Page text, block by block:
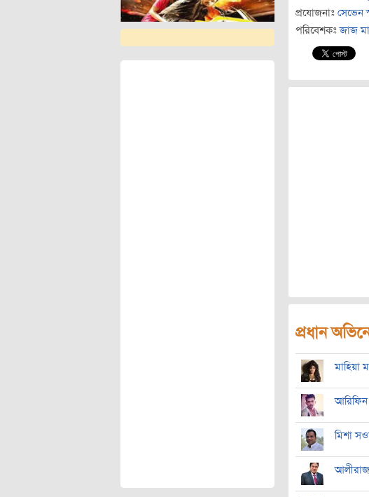
প্রযোজনাঃ সেভেন
পরিবেশকঃ জাজ
প্রধান
মাহিয়া
মিশা
আলীরাজ